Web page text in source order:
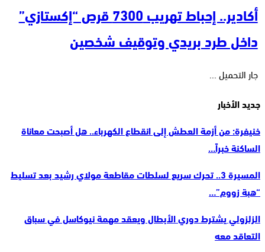
أكادير.. إحباط تهريب 7300 قرص “إكستازي”
داخل طرد بريدي وتوقيف شخصين
جار التحميل ...
جديد الأخبار
خنيفرة: من أزمة العطش إلى انقطاع الكهرباء.. هل أصبحت معاناة
الساكنة خبراً…
المسيرة 3.. تحرك سريع لسلطات مقاطعة مولاي رشيد بعد تسليط
“هبة زووم”…
الزلزولي يشترط دوري الأبطال ويعقد مهمة نيوكاسل في سباق
التعاقد معه